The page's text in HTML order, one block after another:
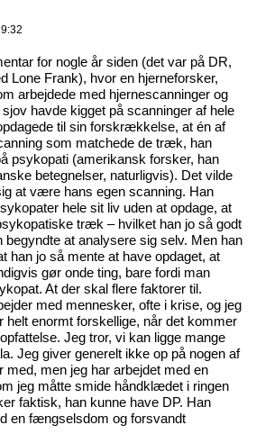
for nogle år siden (det var på DR,
Lone Frank), hvor en hjerneforsker,
arbejdede med hjernescanninger og
havde kigget på scanninger af hele
til sin forskrækkelse, at én af
som matchede de træk, han
psykopati (amerikansk forsker, han
betegnelser, naturligvis). Det vilde
at være hans egen scanning. Han
hele sit liv uden at opdage, at
træk – hvilket han jo så godt
begyndte at analysere sig selv. Men han
han jo så mente at have opdaget, at
gør onde ting, bare fordi man
At der skal flere faktorer til.
med mennesker, ofte i krise, og jeg
enormt forskellige, når det kommer
Jeg tror, vi kan ligge mange
Jeg giver generelt ikke op på nogen af
med, men jeg har arbejdet med en
jeg måtte smide håndklædet i ringen
faktisk, han kunne have DP. Han
en fængselsdom og forsvandt